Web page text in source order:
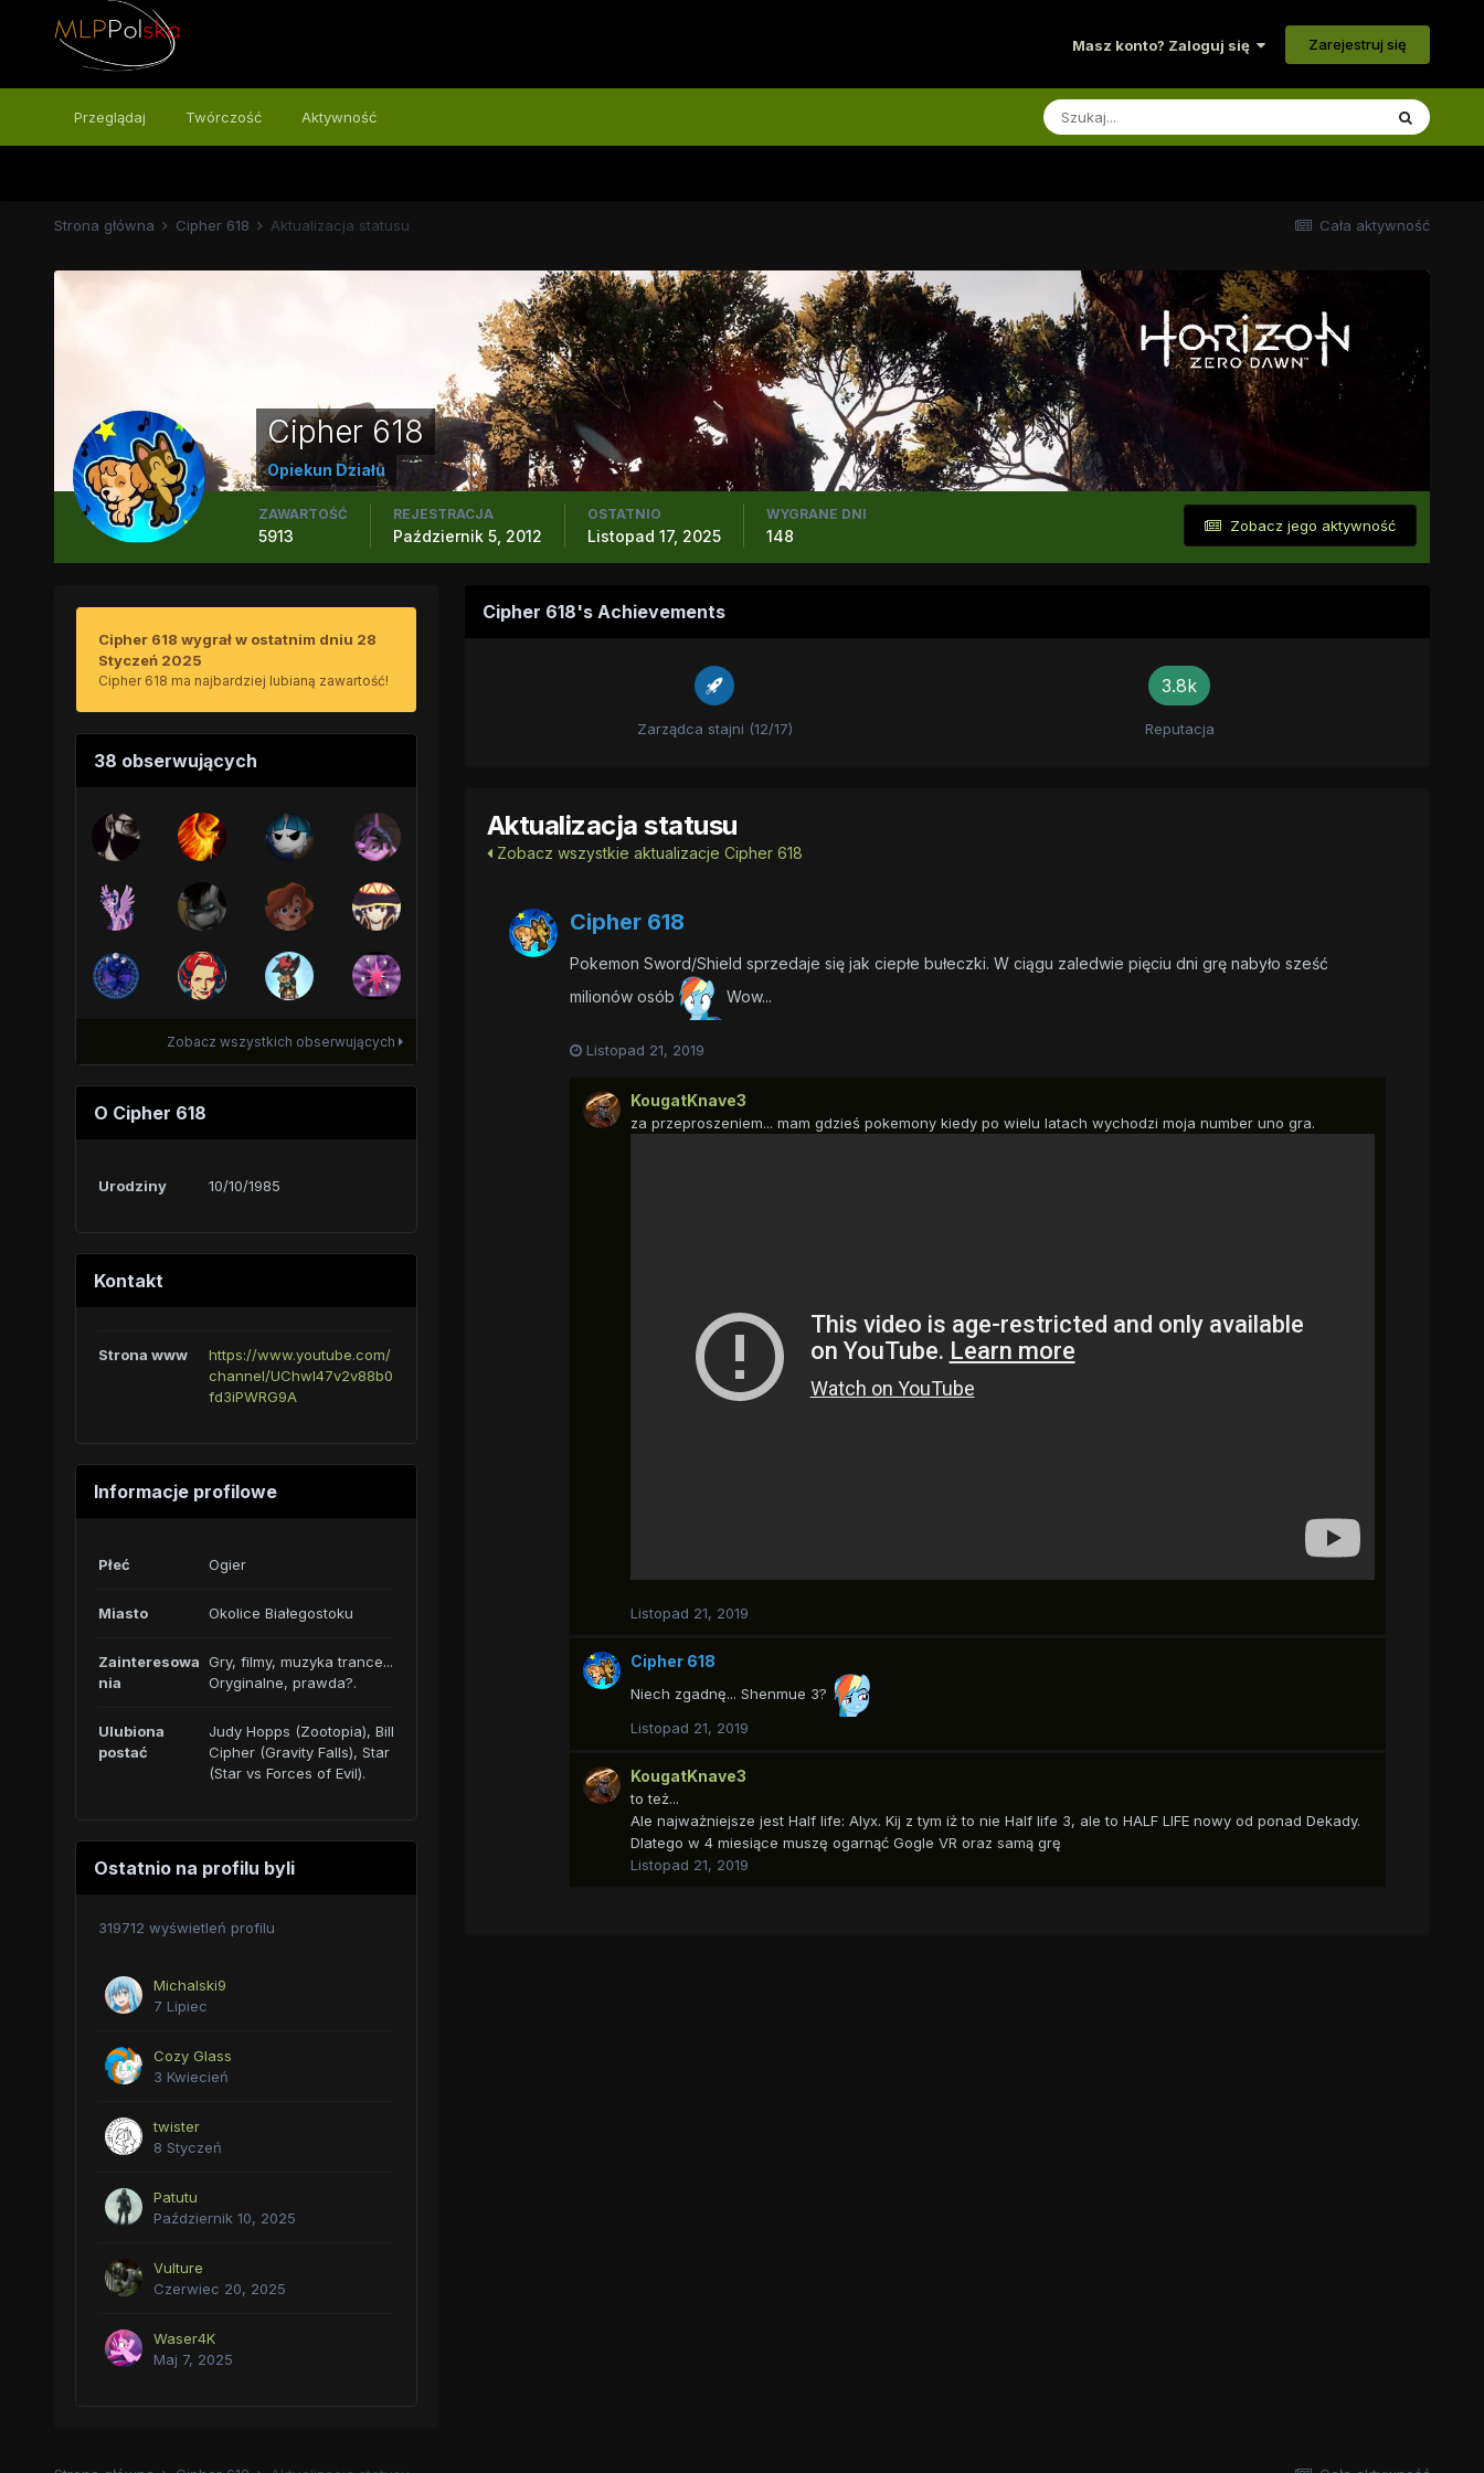
Masz konto? Zaloguj się Zarejestruj się
Przeglądaj Twórczość Aktywność
Cała aktywność
Strona główna Cipher 618 Aktualizacja statusu
Cipher 618
Opiekun Działu
Zobacz jego aktywność
ZAWARTOŚĆ
5913
REJESTRACJA
Październik 5, 2012
OSTATNIO
Listopad 17, 2025
WYGRANE DNI
148
Cipher 618 wygrał w ostatnim dniu 28
Styczeń 2025
Cipher 618 ma najbardziej lubianą zawartość!
38 obserwujących
Zobacz wszystkich obserwujących
O Cipher 618
Urodziny 10/10/1985
Kontakt
Strona www
https://www.youtube.com/
channel/UChwI47v2v88b0
fd3iPWRG9A
Informacje profilowe
Płeć Ogier
Miasto Okolice Białegostoku
Zainteresowa
nia
Gry, filmy, muzyka trance...
Oryginalne, prawda?.
Ulubiona
postać
Judy Hopps (Zootopia), Bill
Cipher (Gravity Falls), Star
(Star vs Forces of Evil).
Ostatnio na profilu byli
319712 wyświetleń profilu
Michalski9
7 Lipiec
Cozy Glass
3 Kwiecień
twister
8 Styczeń
Patutu
Październik 10, 2025
Vulture
Czerwiec 20, 2025
Waser4K
Maj 7, 2025
Cipher 618's Achievements
Zarządca stajni (12/17)
3.8k
Reputacja
Aktualizacja statusu
Zobacz wszystkie aktualizacje Cipher 618
Cipher 618
Pokemon Sword/Shield sprzedaje się jak ciepłe bułeczki. W ciągu zaledwie pięciu dni grę nabyło sześć
milionów osób
Wow...
Listopad 21, 2019
KougatKnave3
za przeproszeniem... mam gdzieś pokemony kiedy po wielu latach wychodzi moja number uno gra.
Listopad 21, 2019
Cipher 618
Niech zgadnę... Shenmue 3?
Listopad 21, 2019
KougatKnave3
to też...
Ale najważniejsze jest Half life: Alyx. Kij z tym iż to nie Half life 3, ale to HALF LIFE nowy od ponad Dekady.
Dlatego w 4 miesiące muszę ogarnąć Gogle VR oraz samą grę
Listopad 21, 2019